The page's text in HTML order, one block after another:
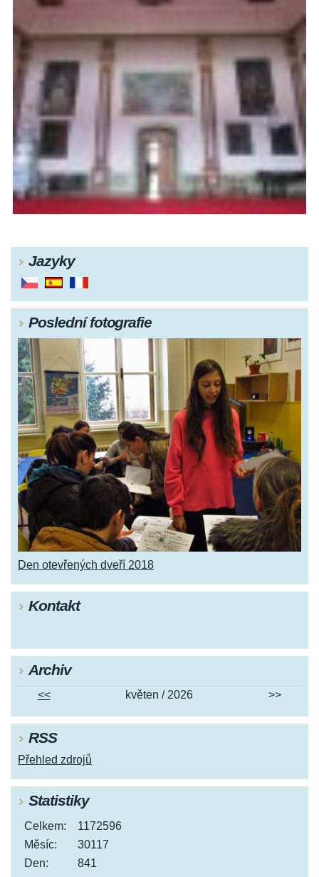
Jazyky
Poslední fotografie
Den otevřených dveří 2018
Kontakt
Archiv
<< květen / 2026 >>
RSS
Přehled zdrojů
Statistiky
Celkem:
1172596
Měsíc:
30117
Den:
841